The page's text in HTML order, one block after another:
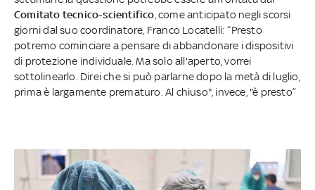
Comitato tecnico-scientifico, come anticipato negli scorsi
giorni dal suo coordinatore, Franco Locatelli: “Presto
potremo cominciare a pensare di abbandonare i dispositivi
di protezione individuale. Ma solo all'aperto, vorrei
sottolinearlo. Direi che si può parlarne dopo la metà di luglio,
prima è largamente prematuro. Al chiuso", invece, "è presto”